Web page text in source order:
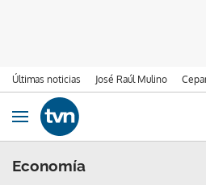
Últimas noticias José Raúl Mulino
Ir al contenido
Obrir navegació
Economía